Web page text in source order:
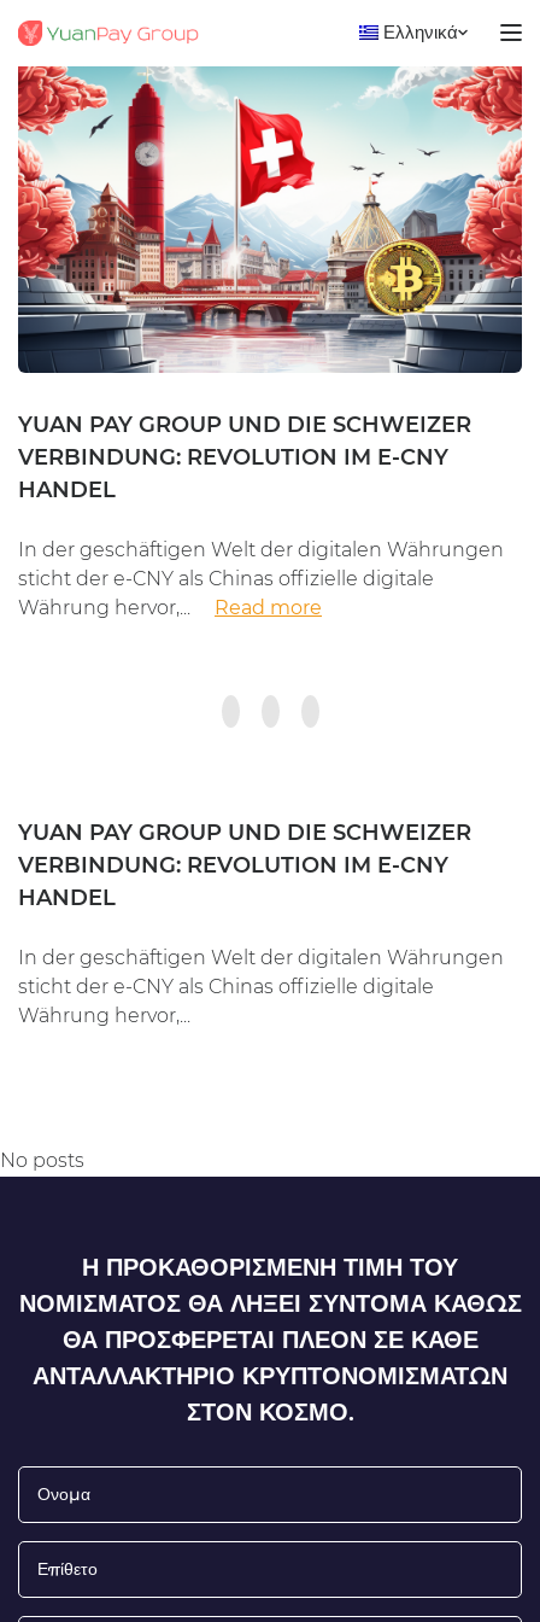
Ελληνικά
YUAN PAY GROUP UND DIE SCHWEIZER
VERBINDUNG: REVOLUTION IM E-CNY
HANDEL
In der geschäftigen Welt der digitalen Währungen
sticht der e-CNY als Chinas offizielle digitale
Währung hervor,...
Read more
YUAN PAY GROUP UND DIE SCHWEIZER
VERBINDUNG: REVOLUTION IM E-CNY
HANDEL
In der geschäftigen Welt der digitalen Währungen
sticht der e-CNY als Chinas offizielle digitale
Währung hervor,...
No posts
Η ΠΡΟΚΑΘΟΡΙΣΜΈΝΗ ΤΙΜΉ ΤΟΥ
ΝΟΜΊΣΜΑΤΟΣ ΘΑ ΛΉΞΕΙ ΣΎΝΤΟΜΑ ΚΑΘΏΣ
ΘΑ ΠΡΟΣΦΈΡΕΤΑΙ ΠΛΈΟΝ ΣΕ ΚΆΘΕ
ΑΝΤΑΛΛΑΚΤΉΡΙΟ ΚΡΥΠΤΟΝΟΜΙΣΜΆΤΩΝ
ΣΤΟΝ ΚΌΣΜΟ.